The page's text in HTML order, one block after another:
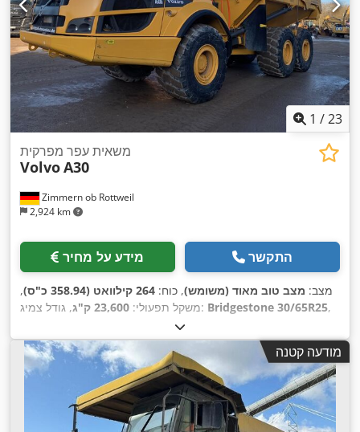
1 /23
Zimmern ob Rottweil
2,924 km
משאית עפר מפרקית
VolvoA30
מידע על מחיר התקשר
מצב: מצב טוב מאוד (משומש), כוח: 264 קילוואט (358.94 כ"ס)
,
משקל תפעולי: 23,600 ק"ג , גודל צמיג: Bridgestone 30/65R25,
, שנת ייצור:
ציוד:מיזוג אוויר ,
מודעה קטנה